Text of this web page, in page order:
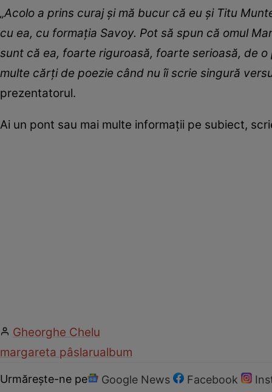
„Acolo a prins curaj și mă bucur că eu și Titu
cu ea, cu formația Savoy. Pot să spun că omul
sunt că ea, foarte riguroasă, foarte serioasă, de
multe cărți de poezie când nu îi scrie singură
prezentatorul.
Ai un pont sau mai multe informații pe subiect,
Gheorghe Chelu
margareta pâslarualbum
Urmărește-ne pe Google News Facebook